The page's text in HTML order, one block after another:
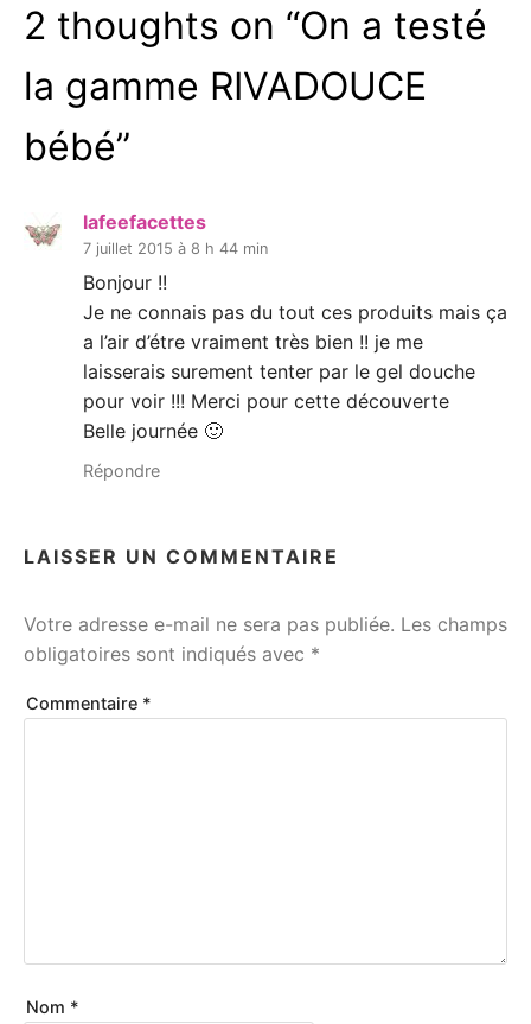
2 thoughts on “On a testé
la gamme RIVADOUCE
bébé”
lafeefacettes
7 juillet 2015 à 8 h 44 min
Bonjour !!
Je ne connais pas du tout ces produits mais ça
a l’air d’étre vraiment très bien !! je me
laisserais surement tenter par le gel douche
pour voir !!! Merci pour cette découverte
Belle journée 🙂
Répondre
LAISSER UN COMMENTAIRE
Votre adresse e-mail ne sera pas publiée. Les champs
obligatoires sont indiqués avec *
Commentaire *
Nom *